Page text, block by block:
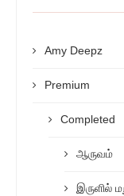
Amy Deepz
Premium
Completed
ஆருவம்
இருளில்